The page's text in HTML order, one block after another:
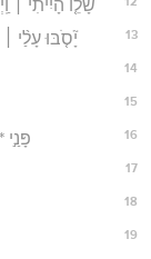
שָׁ֘לֵ֤ו הָיִ֨יתִי ׀
13 יָ֘סֹ֤בּוּ עָלַ֨י
14
15
16 פָּנַ֣י
17
18
19